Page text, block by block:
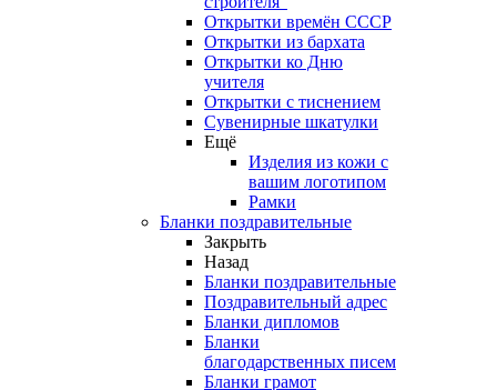
Открытки времён СССР
Открытки из бархата
Открытки ко Дню
учителя
Открытки с тиснением
Сувенирные шкатулки
Ещё
Изделия из кожи с
вашим логотипом
Рамки
Бланки поздравительные
Закрыть
Назад
Бланки поздравительные
Поздравительный адрес
Бланки дипломов
Бланки
благодарственных писем
Бланки грамот